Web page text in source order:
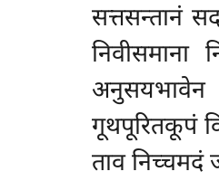
सत्तसन्तानं
निवीसमाना
अनुसयभावेन
गूथपूरितकूपं
ताव निच्चमदं